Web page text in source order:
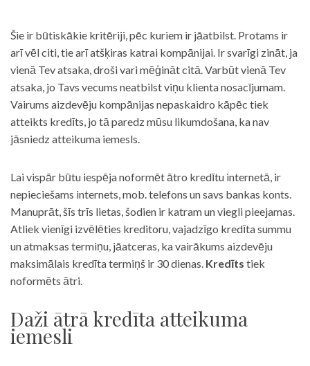
Šie ir būtiskākie kritēriji, pēc kuriem ir jāatbilst. Protams ir
arī vēl citi, tie arī atšķiras katrai kompānijai. Ir svarīgi zināt, ja
vienā Tev atsaka, droši vari mēģināt citā. Varbūt vienā Tev
atsaka, jo Tavs vecums neatbilst viņu klienta nosacījumam.
Vairums aizdevēju kompānijas nepaskaidro kāpēc tiek
atteikts kredīts, jo tā paredz mūsu likumdošana, ka nav
jāsniedz atteikuma iemesls.
Lai vispār būtu iespēja noformēt ātro kredītu internetā, ir
nepieciešams internets, mob. telefons un savs bankas konts.
Manuprāt, šīs trīs lietas, šodien ir katram un viegli pieejamas.
Atliek vienīgi izvēlēties kreditoru, vajadzīgo kredīta summu
un atmaksas termiņu, jāatceras, ka vairākums aizdevēju
maksimālais kredīta termiņš ir 30 dienas. Kredīts tiek
noformēts ātri.
Daži ātrā kredīta atteikuma
iemesli